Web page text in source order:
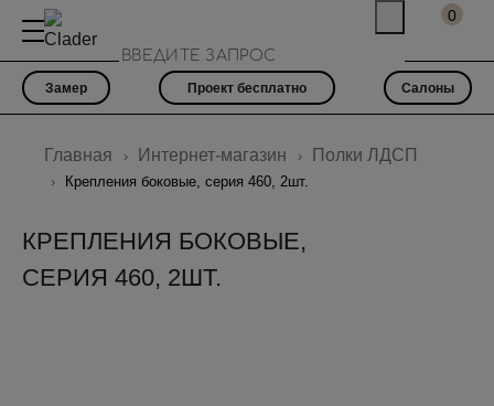
0
Замер Проект бесплатно Салоны
Главная Интернет-магазин Полки ЛДСП
Крепления боковые, серия 460, 2шт.
КРЕПЛЕНИЯ БОКОВЫЕ,
СЕРИЯ 460, 2ШТ.